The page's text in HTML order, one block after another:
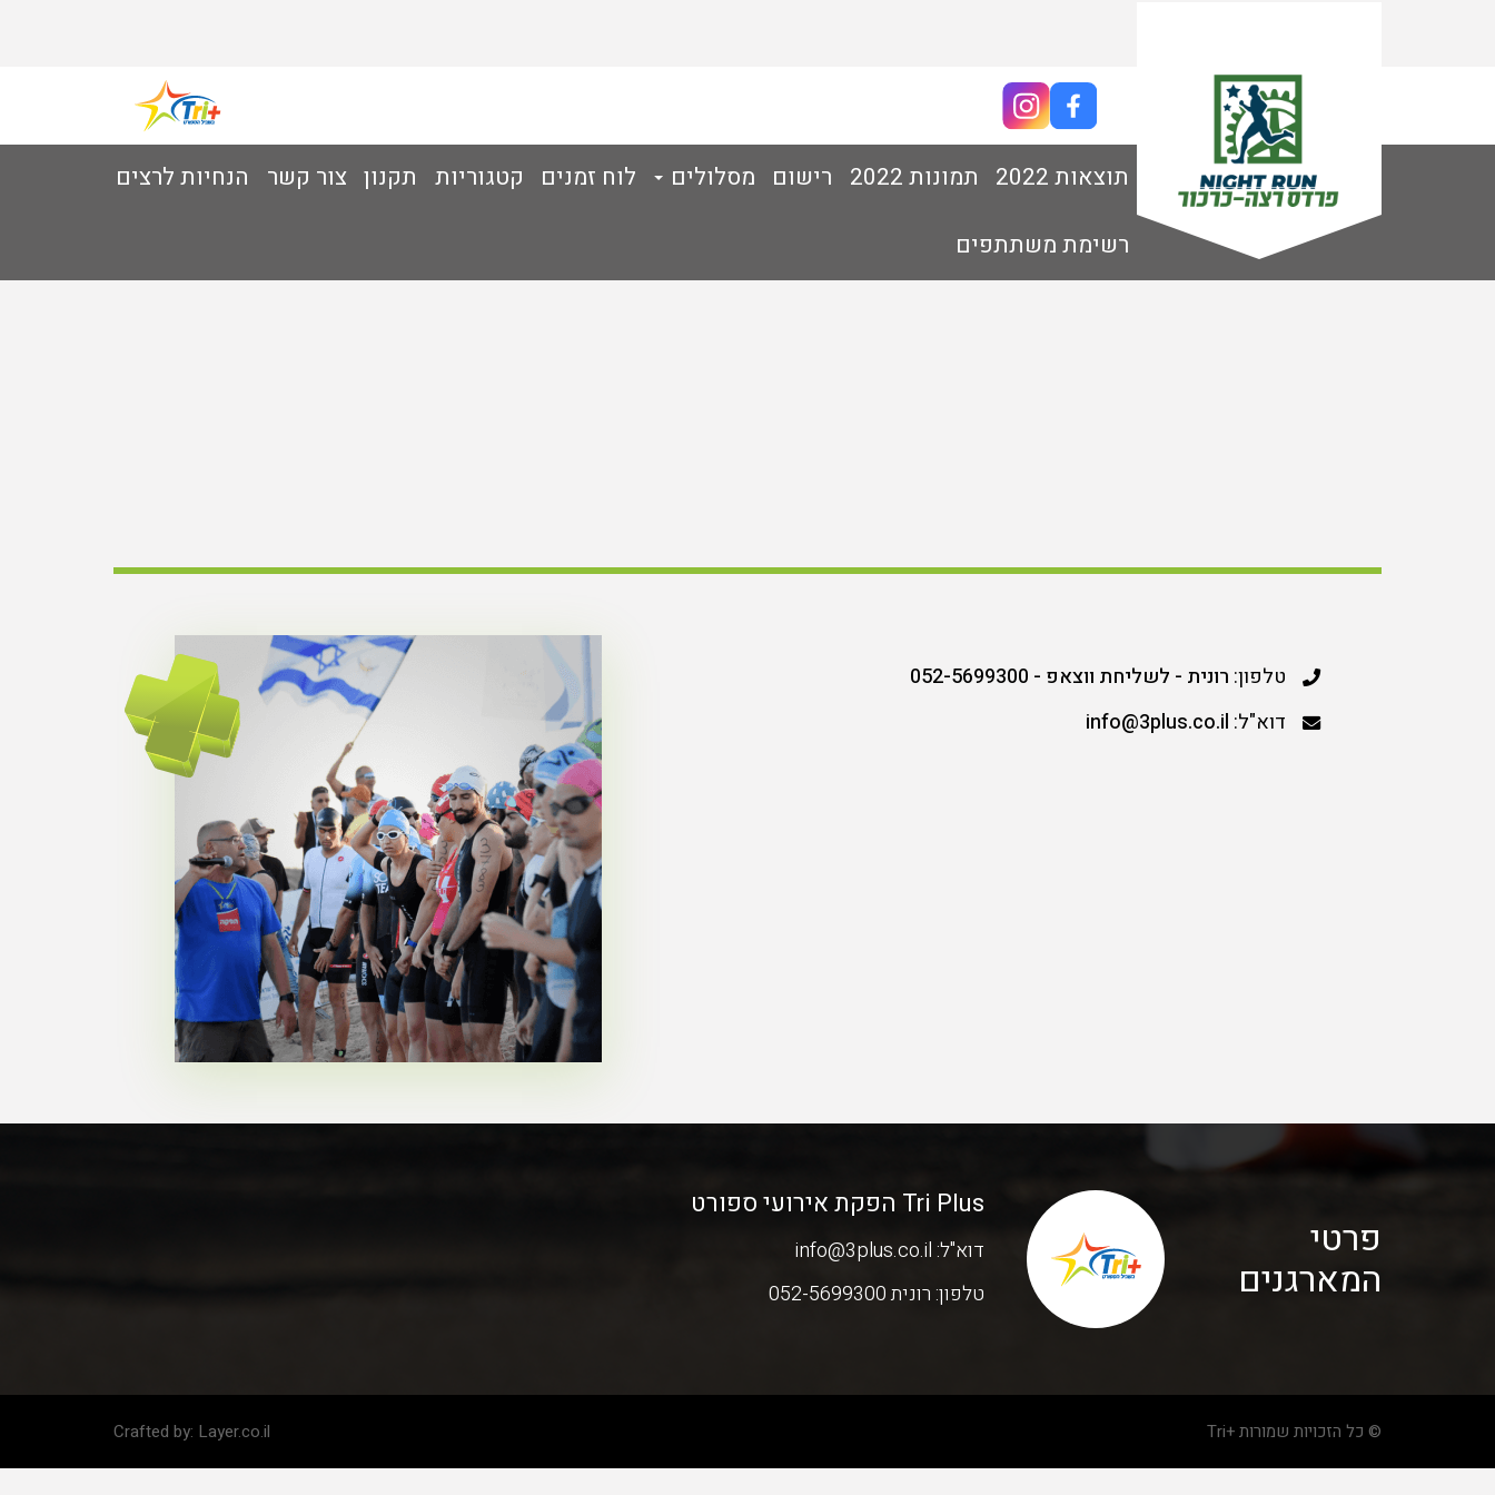
תוצאות 2022 תמונות 2022 רישום מסלולים לוח זמנים קטגוריות תקנון צור קשר
הנחיות לרצים
רשימת משתתפים
צור קשר
טלפון: רונית - לשליחת ווצאפ - 052-5699300
דוא"ל: info@3plus.co.il
פרטי
המארגנים
Tri Plus הפקת אירועי ספורט
דוא"ל:info@3plus.co.il
טלפון:רונית 052-5699300
© כל הזכויות שמורות +Tri Crafted by: Layer.co.il